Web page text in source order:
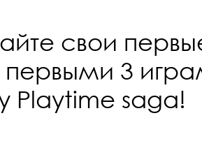
свои
первыми 3
Playtime saga!